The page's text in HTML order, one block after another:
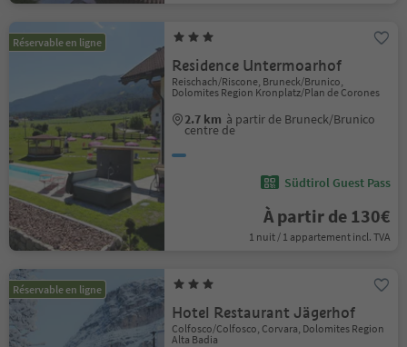
Réservable en ligne
Residence Untermoarhof
Reischach/Riscone, Bruneck/Brunico,
Dolomites Region Kronplatz/Plan de Corones
2.7 km à partir de Bruneck/Brunico
centre de
Südtirol Guest Pass
À partir de 130€
1 nuit / 1 appartement incl. TVA
Réservable en ligne
Hotel Restaurant Jägerhof
Colfosco/Colfosco, Corvara, Dolomites Region
Alta Badia